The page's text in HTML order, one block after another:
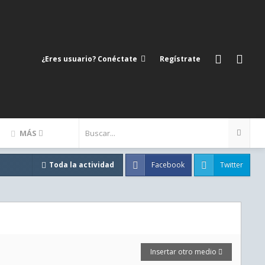
¿Eres usuario? Conéctate Regístrate
MÁS
Toda la actividad Facebook Twitter
Insertar otro medio